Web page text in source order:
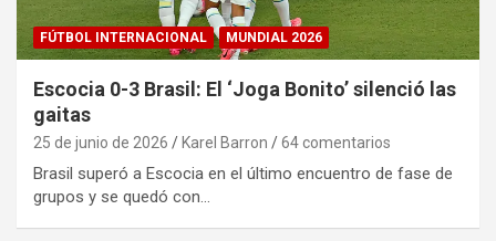
FÚTBOL INTERNACIONAL MUNDIAL 2026
Escocia 0-3 Brasil: El ‘Joga Bonito’ silenció las
gaitas
25 de junio de 2026 Karel Barron 64 comentarios
Brasil superó a Escocia en el último encuentro de fase de
grupos y se quedó con…